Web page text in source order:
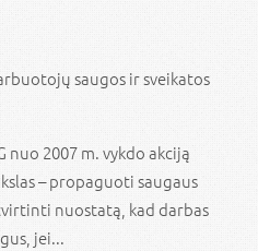
saugos ir sveikatos
nuo 2007 m. vykdo akciją
– propaguoti saugaus
nuostatą, kad darbas
jei...